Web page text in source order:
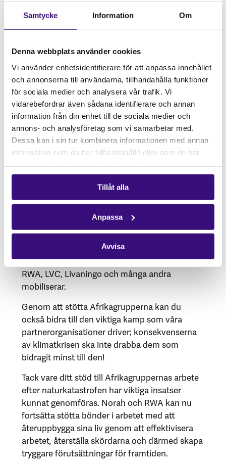
Samtycke Information Om
Denna webbplats använder cookies
Vi använder enhetsidentifierare för att anpassa innehållet
och annonserna till användarna, tillhandahålla funktioner
för sociala medier och analysera vår trafik. Vi
vidarebefordrar även sådana identifierare och annan
information från din enhet till de sociala medier och
annons- och analysföretag som vi samarbetar med.
Dessa kan i sin tur kombinera informationen med annan
information som du har tillhandahållit eller som de har
Tillåt alla
Anpassa
Avvisa
likvärdigt starka samhälleliga förutsättningar
urfolks rättigheter, ochLivaningo
jordbruksorganisation som bland annat arbetar
för att främja kvinnor inom jordbruk, vittnar om
att översvämningarna varit förödande för de
människor man arbetar för.
RWA kräver bland annat att Sydafrikas regering
ska utveckla och genomföra klimatresilienta
handlingsplaner i samråd med personer i de
utsatta områdena, införa och erbjuda
kompensation- och försäkringsmekanismer för
småskaliga odlare som förlorat sin inkomst och
att regeringen ska investera i en infrastruktur
klimatförändringarna kommer naturkatastrofer
bli allt vanligare, vilket sätter extra hårda krav
på förebyggande arbete. Något som ger hopp
är det starka arbete och den solidaritet som
RWA, LVC, Livaningo och många andra
mobiliserar.
Genom att stötta Afrikagrupperna kan du
också bidra till den viktiga kamp som våra
partnerorganisationer driver; konsekvenserna
av klimatkrisen ska inte drabba dem som
bidragit minst till den!
Tack vare ditt stöd till Afrikagruppernas arbete
efter naturkatastrofen har viktiga insatser
kunnat genomföras. Norah och RWA kan nu
fortsätta stötta bönder i arbetet med att
återuppbygga sina liv genom att effektivisera
arbetet, återställa skördarna och därmed skapa
tryggare förutsättningar för framtiden.